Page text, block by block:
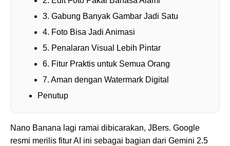
3. Gabung Banyak Gambar Jadi Satu
4. Foto Bisa Jadi Animasi
5. Penalaran Visual Lebih Pintar
6. Fitur Praktis untuk Semua Orang
7. Aman dengan Watermark Digital
Penutup
Nano Banana lagi ramai dibicarakan, JBers. Google
resmi merilis fitur AI ini sebagai bagian dari Gemini 2.5